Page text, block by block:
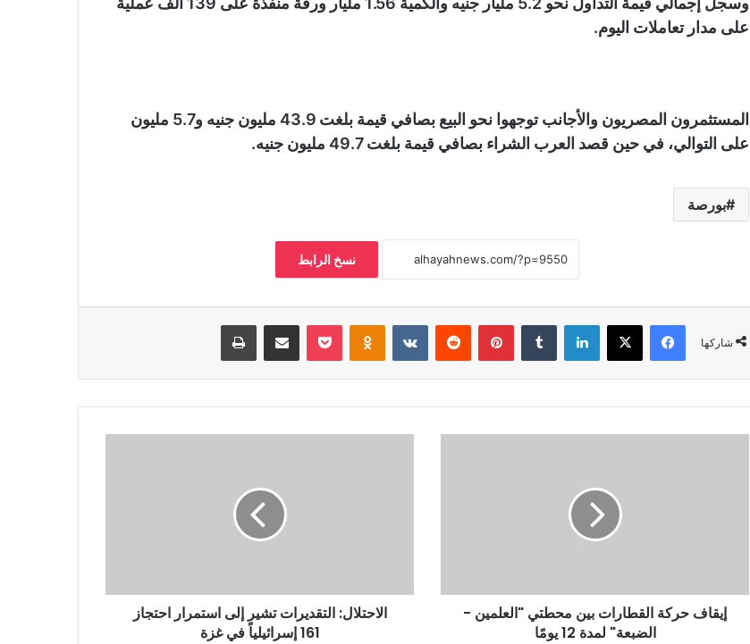
على مدار تعاملات اليوم.
المستثمرون المصريون والأجانب توجهوا نحو البيع بصافي قيمة بلغت 43.9 مليون جنيه و5.7 مليون
على التوالي، في حين قصد العرب الشراء بصافي قيمة بلغت 49.7 مليون جنيه.
بورصة
نسخ الرابط
شاركها
فيسبوك لينكدإن بينتيريست بوكيت
إيقاف حركة القطارات بين محطتي "العلمين -
الضبعة" لمدة 12 يومًا
الاحتلال: التقديرات تشير إلى استمرار احتجاز
161 إسرائيلياً في غزة